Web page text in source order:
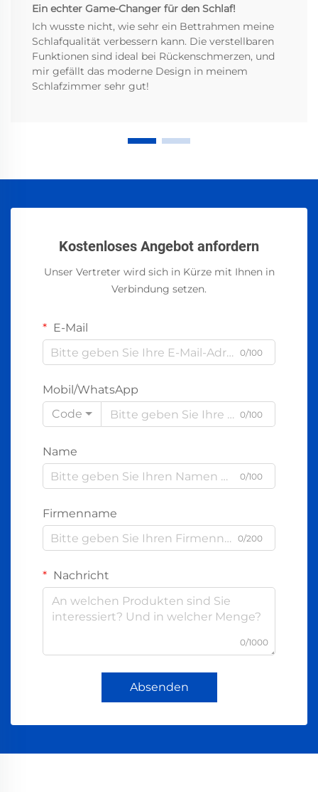
Ein echter Game-Changer für den Schlaf!
Ich wusste nicht, wie sehr ein Bettrahmen meine
Schlafqualität verbessern kann. Die verstellbaren
Funktionen sind ideal bei Rückenschmerzen, und
mir gefällt das moderne Design in meinem
Schlafzimmer sehr gut!
Kostenloses Angebot anfordern
Unser Vertreter wird sich in Kürze mit Ihnen in
Verbindung setzen.
E-Mail
0/100
Mobil/WhatsApp
Code
0/100
Name
0/100
Firmenname
0/200
Nachricht
0/1000
Absenden